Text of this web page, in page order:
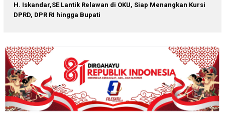
H. Iskandar,SE Lantik Relawan di OKU, Siap Menangkan Kursi
DPRD, DPR RI hingga Bupati